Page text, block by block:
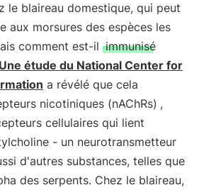
le blaireau domestique, qui peut
aux morsures des espèces les
comment est-il immunisé
Une étude du National Center for
a révélé que cela
nicotiniques (nAChRs) ,
cellulaires qui lient
- un neurotransmetteur
d'autres substances, telles que
des serpents. Chez le blaireau,